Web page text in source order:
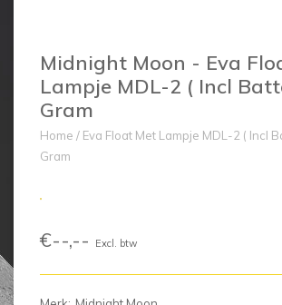
Midnight Moon - Eva
Lampje MDL-2 ( Incl
Gram
Home / Eva Float Met Lampje MDL-2 ( Incl
Gram
€--,-- Excl. btw